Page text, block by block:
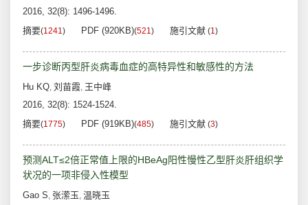
2016, 32(8): 1496-1496.
摘要(1241) PDF (920KB)(521) 施引文献 (1)
一步诊断丙型肝炎病毒血症的高特异性和敏感性的方法
Hu KQ, 刘苗霞, 王中峰
2016, 32(8): 1524-1524.
摘要(1775) PDF (919KB)(485) 施引文献 (3)
预测ALT≤2倍正常值上限的HBeAg阳性慢性乙型肝炎肝组织学
状况的一项非侵入性模型
Gao S, 张潆玉, 温晓玉